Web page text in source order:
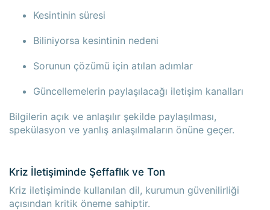
Kesintinin süresi
Biliniyorsa kesintinin nedeni
Sorunun çözümü için atılan adımlar
Güncellemelerin paylaşılacağı iletişim kanalları
Bilgilerin açık ve anlaşılır şekilde paylaşılması,
spekülasyon ve yanlış anlaşılmaların önüne geçer.
Kriz İletişiminde Şeffaflık ve Ton
Kriz iletişiminde kullanılan dil, kurumun güvenilirliği
açısından kritik öneme sahiptir.